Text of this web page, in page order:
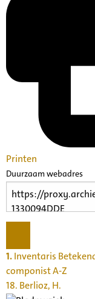
Printen
Duurzaam webadres
1.Inventaris
componist A-Z
18. Berlioz, H.